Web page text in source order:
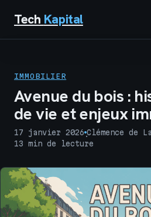
Tech Kapital
BUSINESS
MARKETING
TECH
IMMOBILIER
Avenue du bois :
de vie et enjeux
17 janvier 2026
·
Clémence de
13 min de lecture